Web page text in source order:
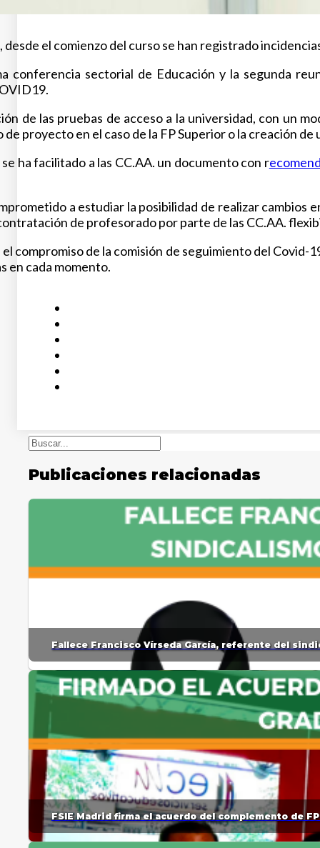
el comienzo del curso se han registrado
conferencia sectorial de Educación y la segunda
de las pruebas de acceso a la universidad, con un
de proyecto en el caso de la FP Superior o la creación
ha facilitado a las CC.AA. un documento con r
a estudiar la posibilidad de realizar
de profesorado por parte de las CC.AA.
compromiso de la comisión de seguimiento del
en cada momento.
Buscar
Publicaciones relacionadas
Fallece Francisco Vírseda García, referente del
FSIE Madrid firma el acuerdo del complemento de